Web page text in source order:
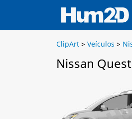
ClipArt > Veículos >
Nissan